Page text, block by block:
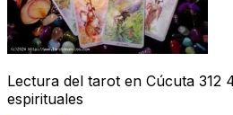
Lectura del tarot en Cúcuta 312
espirituales